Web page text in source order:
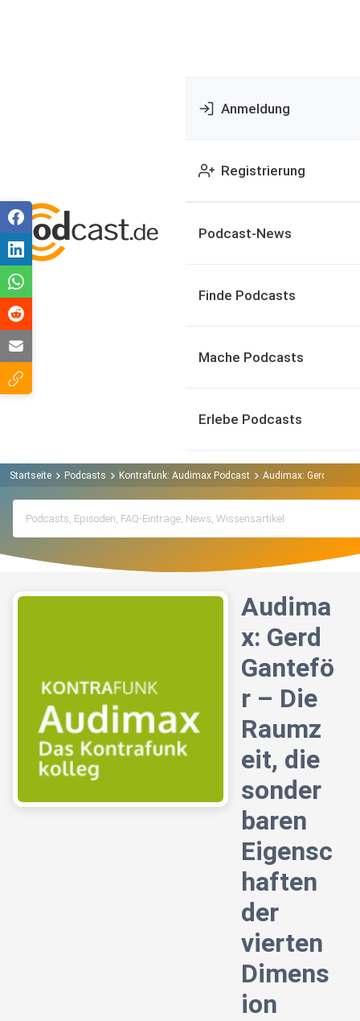
Anmeldung
Registrierung
Podcast-News
Finde Podcasts
Mache Podcasts
Erlebe Podcasts
Startseite Podcasts Kontrafunk: Audimax Podcast Audimax: Gerd
Audima
x: Gerd
Gantefö
r – Die
Raumz
eit, die
sonder
baren
Eigensc
haften
der
vierten
Dimens
ion